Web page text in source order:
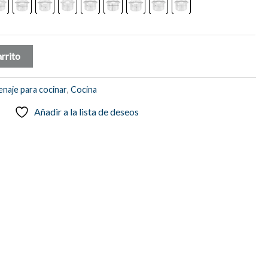
para cocinar,Cocina
Añadir a la lista de deseos